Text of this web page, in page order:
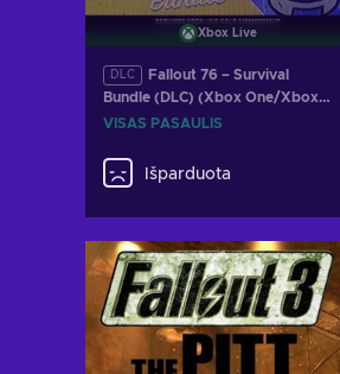
Xbox Live
DLC
Fallout 76 – Survival
Bundle (DLC) (Xbox One/Xbox
Series S|X) Key GLOBAL
VISAS PASAULIS
Išparduota